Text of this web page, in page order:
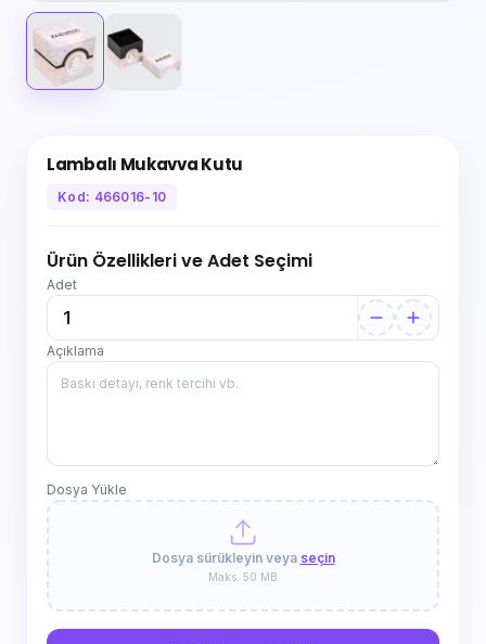
Lambalı Mukavva Kutu
Kod: 466016-10
Ürün Özellikleri ve Adet Seçimi
Adet
Açıklama
Dosya Yükle
Dosya sürükleyin veya seçin
Maks. 50 MB